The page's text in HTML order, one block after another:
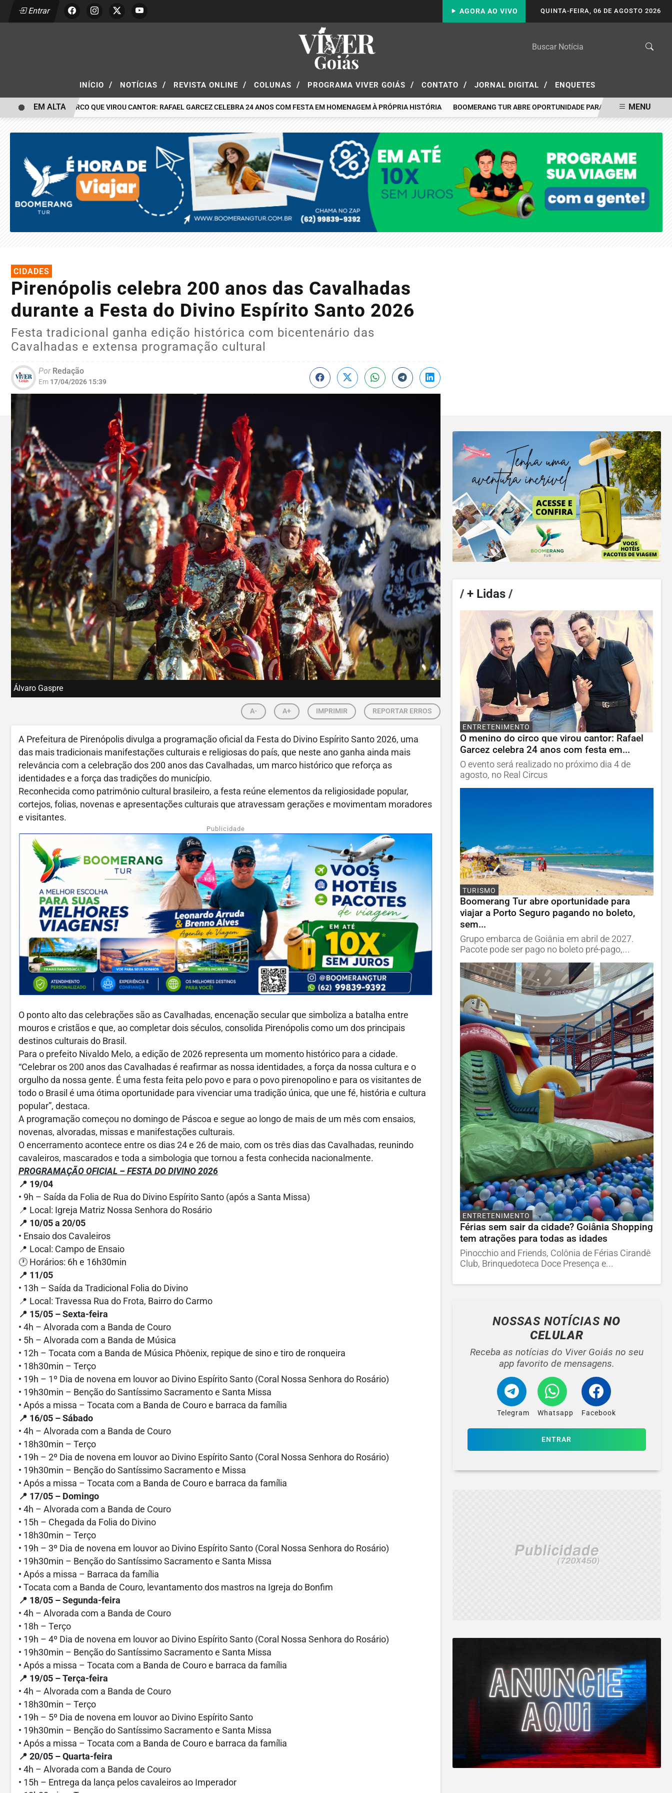
Entrar QUINTA-FEIRA, 06 DE AGOSTO 2026
AGORA AO VIVO
INÍCIO / NOTÍCIAS / REVISTA ONLINE / COLUNAS / PROGRAMA VIVER GOIÁS / CONTATO / JORNAL DIGITAL / ENQUETES
MENINO DO CIRCO QUE VIROU CANTOR: RAFAEL GARCEZ CELEBRA 24 ANOS COM FESTA EM HOMENAGEM À PRÓPRIA HISTÓRIA BOOMERANG TUR ABRE OPORTUNIDADE PARA VIAJAR A PORTO SEGURO
EM ALTA MENU
CIDADES
Pirenópolis celebra 200 anos das Cavalhadas
durante a Festa do Divino Espírito Santo 2026
Festa tradicional ganha edição histórica com bicentenário das
Cavalhadas e extensa programação cultural
PorRedação
Em 17/04/2026 15:39
Álvaro Gaspre
A- A+ IMPRIMIR REPORTAR ERROS
A Prefeitura de Pirenópolis divulga a programação oficial da Festa do Divino Espírito Santo 2026, uma
das mais tradicionais manifestações culturais e religiosas do país, que neste ano ganha ainda mais
relevância com a celebração dos 200 anos das Cavalhadas, um marco histórico que reforça as
identidades e a força das tradições do município.
Reconhecida como patrimônio cultural brasileiro, a festa reúne elementos da religiosidade popular,
cortejos, folias, novenas e apresentações culturais que atravessam gerações e movimentam moradores
e visitantes.
Publicidade
O ponto alto das celebrações são as Cavalhadas, encenação secular que simboliza a batalha entre
mouros e cristãos e que, ao completar dois séculos, consolida Pirenópolis como um dos principais
destinos culturais do Brasil.
Para o prefeito Nivaldo Melo, a edição de 2026 representa um momento histórico para a cidade.
“Celebrar os 200 anos das Cavalhadas é reafirmar as nossa identidades, a força da nossa cultura e o
orgulho da nossa gente. É uma festa feita pelo povo e para o povo pirenopolino e para os visitantes de
todo o Brasil é uma ótima oportunidade para vivenciar uma tradição única, que une fé, história e cultura
popular”, destaca.
A programação começou no domingo de Páscoa e segue ao longo de mais de um mês com ensaios,
novenas, alvoradas, missas e manifestações culturais.
O encerramento acontece entre os dias 24 e 26 de maio, com os três dias das Cavalhadas, reunindo
cavaleiros, mascarados e toda a simbologia que tornou a festa conhecida nacionalmente.
PROGRAMAÇÃO OFICIAL – FESTA DO DIVINO 2026
📍 19/04
• 9h – Saída da Folia de Rua do Divino Espírito Santo (após a Santa Missa)
📍 Local: Igreja Matriz Nossa Senhora do Rosário
📍 10/05 a 20/05
• Ensaio dos Cavaleiros
📍 Local: Campo de Ensaio
🕐 Horários: 6h e 16h30min
📍 11/05
• 13h – Saída da Tradicional Folia do Divino
📍 Local: Travessa Rua do Frota, Bairro do Carmo
📍 15/05 – Sexta-feira
• 4h – Alvorada com a Banda de Couro
• 5h – Alvorada com a Banda de Música
• 12h – Tocata com a Banda de Música Phôenix, repique de sino e tiro de ronqueira
• 18h30min – Terço
• 19h – 1º Dia de novena em louvor ao Divino Espírito Santo (Coral Nossa Senhora do Rosário)
• 19h30min – Benção do Santíssimo Sacramento e Santa Missa
• Após a missa – Tocata com a Banda de Couro e barraca da família
📍 16/05 – Sábado
• 4h – Alvorada com a Banda de Couro
• 18h30min – Terço
• 19h – 2º Dia de novena em louvor ao Divino Espírito Santo (Coral Nossa Senhora do Rosário)
• 19h30min – Benção do Santíssimo Sacramento e Missa
• Após a missa – Tocata com a Banda de Couro e barraca da família
📍 17/05 – Domingo
• 4h – Alvorada com a Banda de Couro
• 15h – Chegada da Folia do Divino
• 18h30min – Terço
• 19h – 3º Dia de novena em louvor ao Divino Espírito Santo (Coral Nossa Senhora do Rosário)
• 19h30min – Benção do Santíssimo Sacramento e Santa Missa
• Após a missa – Barraca da família
• Tocata com a Banda de Couro, levantamento dos mastros na Igreja do Bonfim
📍 18/05 – Segunda-feira
• 4h – Alvorada com a Banda de Couro
• 18h – Terço
• 19h – 4º Dia de novena em louvor ao Divino Espírito Santo (Coral Nossa Senhora do Rosário)
• 19h30min – Benção do Santíssimo Sacramento e Santa Missa
• Após a missa – Tocata com a Banda de Couro e barraca da família
📍 19/05 – Terça-feira
• 4h – Alvorada com a Banda de Couro
• 18h30min – Terço
• 19h – 5º Dia de novena em louvor ao Divino Espírito Santo
• 19h30min – Benção do Santíssimo Sacramento e Santa Missa
• Após a missa – Tocata com a Banda de Couro e barraca da família
📍 20/05 – Quarta-feira
• 4h – Alvorada com a Banda de Couro
• 15h – Entrega da lança pelos cavaleiros ao Imperador
/+ Lidas /
ENTRETENIMENTO
O menino do circo que virou cantor: Rafael
Garcez celebra 24 anos com festa em...
O evento será realizado no próximo dia 4 de
agosto, no Real Circus
TURISMO
Boomerang Tur abre oportunidade para
viajar a Porto Seguro pagando no boleto,
sem...
Grupo embarca de Goiânia em abril de 2027.
Pacote pode ser pago no boleto pré-pago,...
ENTRETENIMENTO
Férias sem sair da cidade? Goiânia Shopping
tem atrações para todas as idades
Pinocchio and Friends, Colônia de Férias Cirandê
Club, Brinquedoteca Doce Presença e...
NOSSAS NOTÍCIASNO
CELULAR
Receba as notícias do Viver Goiás no seu
app favorito de mensagens.
Telegram Whatsapp Facebook
ENTRAR